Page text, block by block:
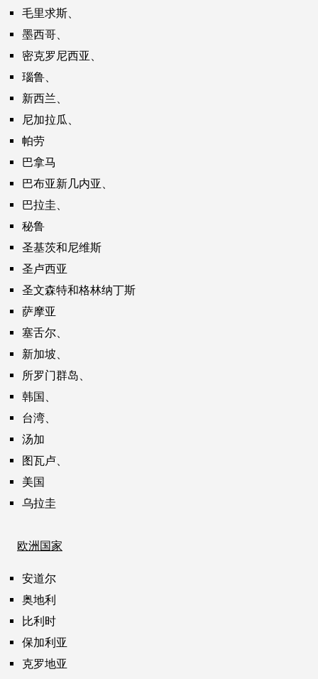
毛里求斯、
墨西哥、
密克罗尼西亚、
瑙鲁、
新西兰、
尼加拉瓜、
帕劳
巴拿马
巴布亚新几内亚、
巴拉圭、
秘鲁
圣基茨和尼维斯
圣卢西亚
圣文森特和格林纳丁斯
萨摩亚
塞舌尔、
新加坡、
所罗门群岛、
韩国、
台湾、
汤加
图瓦卢、
美国
乌拉圭
欧洲国家
安道尔
奥地利
比利时
保加利亚
克罗地亚